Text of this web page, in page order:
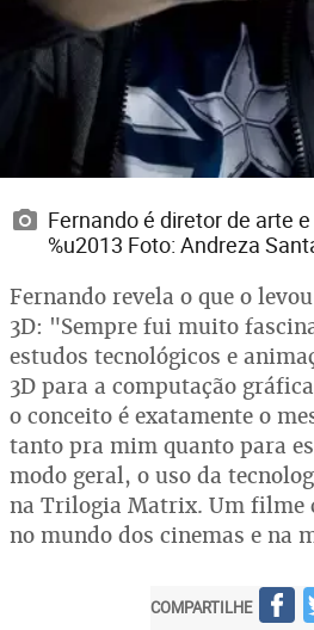
Fernando é diretor de arte
%u2013 Foto: Andreza
Fernando revela o que o
3D: "Sempre fui muito
estudos tecnológicos e
3D para a computação
o conceito é exatamente o
tanto pra mim quanto para
modo geral, o uso da
na Trilogia Matrix. Um filme
no mundo dos cinemas e na
COMPARTILHE